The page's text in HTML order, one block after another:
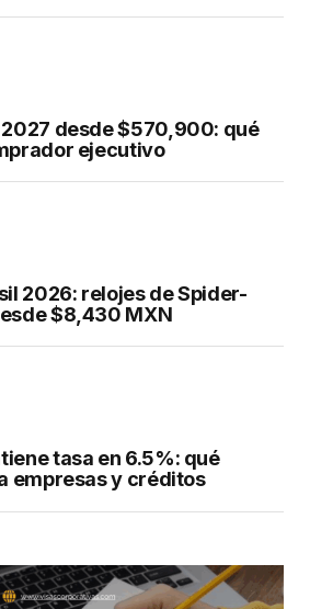
desde $570,900: qué
ejecutivo
2026: relojes de Spider-
$8,430 MXN
tasa en 6.5%: qué
empresas y créditos